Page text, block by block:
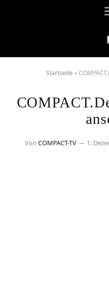
Startseite »
Von COMPACT-TV 1.